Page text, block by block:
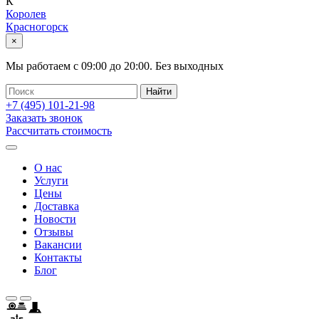
Королев
Красногорск
×
Мы работаем с 09:00 до 20:00. Без выходных
+7 (495) 101-21-98
Заказать звонок
Рассчитать стоимость
О нас
Услуги
Цены
Доставка
Новости
Отзывы
Вакансии
Контакты
Блог